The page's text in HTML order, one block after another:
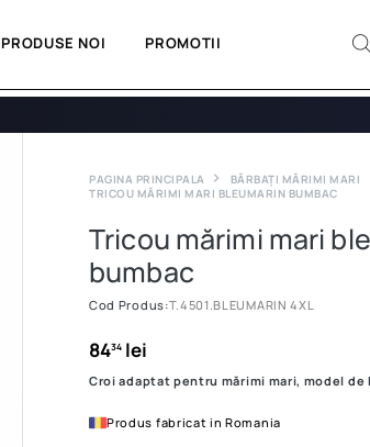
PRODUSE NOI PROMOTII
PAGINA PRINCIPALA
BĂRBAȚI MĂRIMI MARI
TRICOU MĂRIMI MARI BLEUMARIN BUMBAC
Tricou mărimi mari
bumbac
Cod Produs:T.4501.BLEUMARIN 4XL
8434lei
Croi adaptat pentru mărimi mari, model de
Produs fabricat in Romania